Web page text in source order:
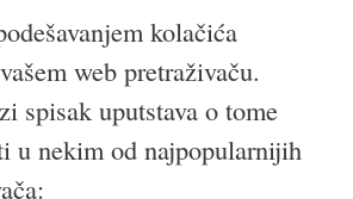
kolačića
web pretraživaču.
spisak uputstava o tome
u nekim od najpopularnijih